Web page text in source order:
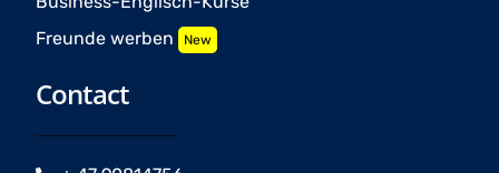
Freunde werben New
Contact